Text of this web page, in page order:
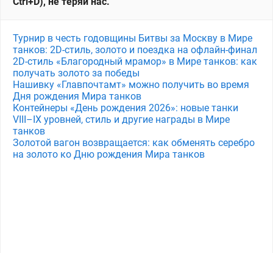
Турнир в честь годовщины Битвы за Москву в Мире
танков: 2D-стиль, золото и поездка на офлайн-финал
2D-стиль «Благородный мрамор» в Мире танков: как
получать золото за победы
Нашивку «Главпочтамт» можно получить во время
Дня рождения Мира танков
Контейнеры «День рождения 2026»: новые танки
VIII–IX уровней, стиль и другие награды в Мире
танков
Золотой вагон возвращается: как обменять серебро
на золото ко Дню рождения Мира танков